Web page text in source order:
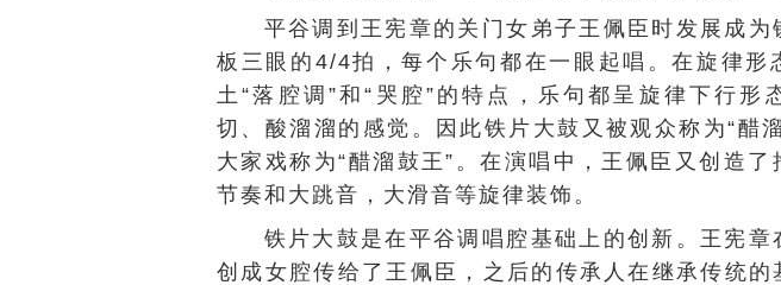
平谷调到王宪章的关门女弟子王佩臣时发展成为
板三眼的4/4拍，每个乐句都在一眼起唱。在旋律形
土“落腔调”和“哭腔”的特点，乐句都呈旋律下行形
切、酸溜溜的感觉。因此铁片大鼓又被观众称为“醋
大家戏称为“醋溜鼓王”。在演唱中，王佩臣又创造
节奏和大跳音，大滑音等旋律装饰。
铁片大鼓是在平谷调唱腔基础上的创新。王宪章
创成女腔传给了王佩臣，之后的传承人在继承传统的